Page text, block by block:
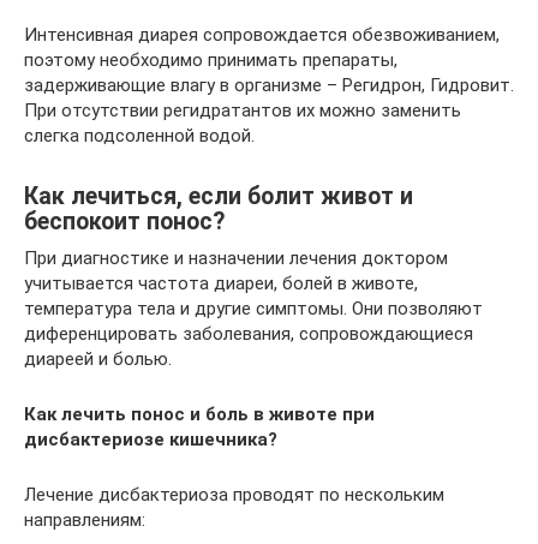
Интенсивная диарея сопровождается обезвоживанием,
поэтому необходимо принимать препараты,
задерживающие влагу в организме – Регидрон, Гидровит.
При отсутствии регидратантов их можно заменить
слегка подсоленной водой.
Как лечиться, если болит живот и
беспокоит понос?
При диагностике и назначении лечения доктором
учитывается частота диареи, болей в животе,
температура тела и другие симптомы. Они позволяют
диференцировать заболевания, сопровождающиеся
диареей и болью.
Как лечить понос и боль в животе при
дисбактериозе кишечника?
Лечение дисбактериоза проводят по нескольким
направлениям: